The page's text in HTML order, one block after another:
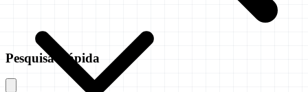
Pesquisa Rápida